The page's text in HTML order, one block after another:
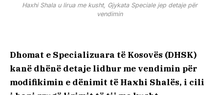
Haxhi Shala u lirua me kusht, Gjykata Speciale jep detaje për
vendimin
Dhomat e Specializuara të Kosovës (DHSK)
kanë dhënë detaje lidhur me vendimin për
modifikimin e dënimit të Haxhi Shalës, i cili